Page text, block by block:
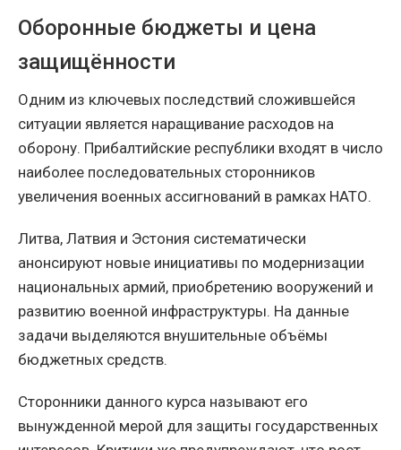
Оборонные бюджеты и цена
защищённости
Одним из ключевых последствий сложившейся
ситуации является наращивание расходов на
оборону. Прибалтийские республики входят в число
наиболее последовательных сторонников
увеличения военных ассигнований в рамках НАТО.
Литва, Латвия и Эстония систематически
анонсируют новые инициативы по модернизации
национальных армий, приобретению вооружений и
развитию военной инфраструктуры. На данные
задачи выделяются внушительные объёмы
бюджетных средств.
Сторонники данного курса называют его
вынужденной мерой для защиты государственных